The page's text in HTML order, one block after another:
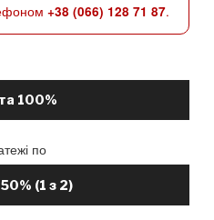
+38 (066) 128 71 87.
100%
по
(1 з 2)